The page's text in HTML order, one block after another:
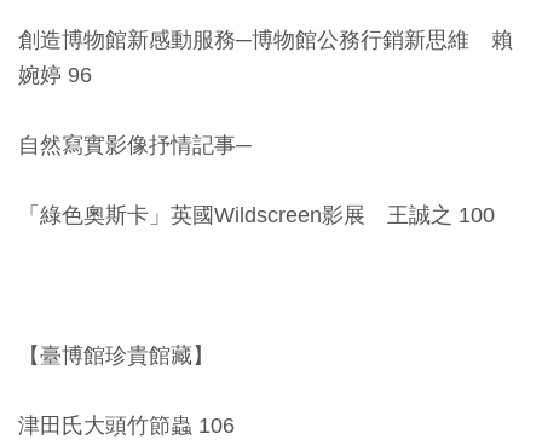
友
善
施
務
導
創造博物館新感動服務─博物館公務行銷新思維 賴
婉婷 96
自然寫實影像抒情記事─
「綠色奧斯卡」英國Wildscreen影展 王誠之 100
【臺博館珍貴館藏】
津田氏大頭竹節蟲 106